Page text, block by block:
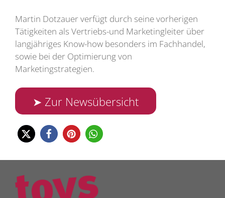
Martin Dotzauer verfügt durch seine vorherigen
Tätigkeiten als Vertriebs-und Marketingleiter über
langjähriges Know-how besonders im Fachhandel,
sowie bei der Optimierung von
Marketingstrategien.
➤ Zur Newsübersicht